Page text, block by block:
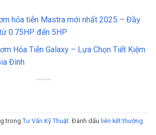
hỏa tiễn Mastra mới nhất 2025 – Đầy
0.75HP đến 5HP
Hỏa Tiễn Galaxy – Lựa Chọn Tiết Kiệm
Đình
trong Tư Vấn Kỹ Thuật . Đánh dấu liên kết thường